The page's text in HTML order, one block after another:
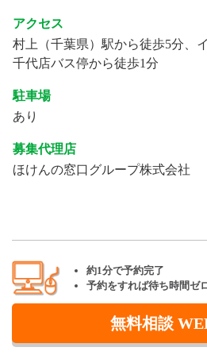
アクセス
村上（千葉県）駅から徒歩5分、
千代店バス停から徒歩1分
駐車場
あり
募集代理店
ほけんの窓口グループ株式会社
約1分で予約完了
予約をすれば待ち時間ゼ
無料相談